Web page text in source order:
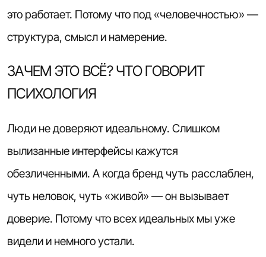
это работает. Потому что под «человечностью» —
структура, смысл и намерение.
ЗАЧЕМ ЭТО ВСЁ? ЧТО ГОВОРИТ
ПСИХОЛОГИЯ
Люди не доверяют идеальному. Слишком
вылизанные интерфейсы кажутся
обезличенными. А когда бренд чуть расслаблен,
чуть неловок, чуть «живой» — он вызывает
доверие. Потому что всех идеальных мы уже
видели и немного устали.